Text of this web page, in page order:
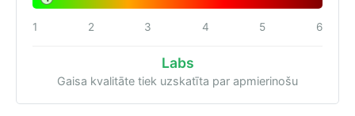
1 2 3 4 5 6
Labs
Gaisa kvalitāte tiek uzskatīta par apmierinošu